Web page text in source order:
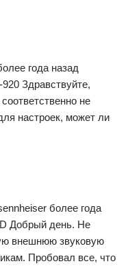
года назад
Здравствуйте,
не
настроек, может ли
более года
Добрый день. Не
внешнюю звуковую
Пробовал все, что